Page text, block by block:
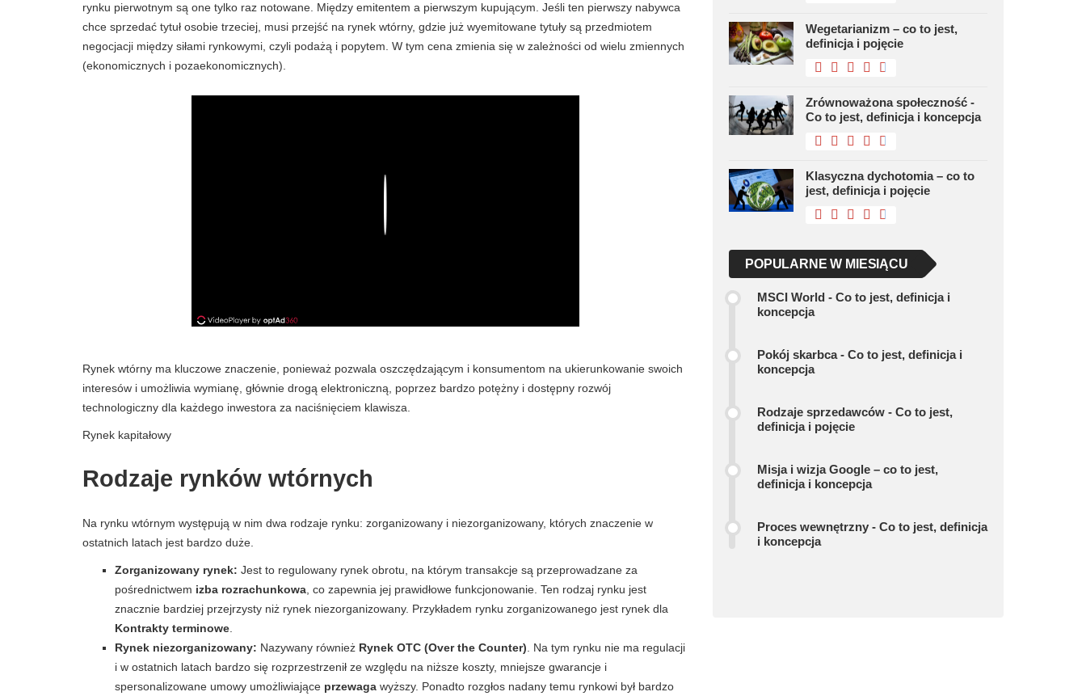
rynku pierwotnym są one tylko raz notowane. Między emitentem a pierwszym kupującym. Jeśli ten pierwszy nabywca
chce sprzedać tytuł osobie trzeciej, musi przejść na rynek wtórny, gdzie już wyemitowane tytuły są przedmiotem
negocjacji między siłami rynkowymi, czyli podażą i popytem. W tym cena zmienia się w zależności od wielu zmiennych
(ekonomicznych i pozaekonomicznych).
Rynek wtórny ma kluczowe znaczenie, ponieważ pozwala oszczędzającym i konsumentom na ukierunkowanie swoich
interesów i umożliwia wymianę, głównie drogą elektroniczną, poprzez bardzo potężny i dostępny rozwój
technologiczny dla każdego inwestora za naciśnięciem klawisza.
Rynek kapitałowy
Rodzaje rynków wtórnych
Na rynku wtórnym występują w nim dwa rodzaje rynku: zorganizowany i niezorganizowany, których znaczenie w
ostatnich latach jest bardzo duże.
Zorganizowany rynek: Jest to regulowany rynek obrotu, na którym transakcje są przeprowadzane za
pośrednictwem izba rozrachunkowa , co zapewnia jej prawidłowe funkcjonowanie. Ten rodzaj rynku jest
znacznie bardziej przejrzysty niż rynek niezorganizowany. Przykładem rynku zorganizowanego jest rynek dla
Kontrakty terminowe
Rynek niezorganizowany: Nazywany również Rynek OTC (Over the Counter) . Na tym rynku nie ma regulacji
i w ostatnich latach bardzo się rozprzestrzenił ze względu na niższe koszty, mniejsze gwarancje i
spersonalizowane umowy umożliwiające przewaga wyższy. Ponadto rozgłos nadany temu rynkowi był bardzo
Wegetarianizm – co to jest,
definicja i pojęcie
Zrównoważona społeczność -
Co to jest, definicja i koncepcja
Klasyczna dychotomia – co to
jest, definicja i pojęcie
POPULARNE W MIESIĄCU
MSCI World - Co to jest, definicja i
koncepcja
Pokój skarbca - Co to jest, definicja i
koncepcja
Rodzaje sprzedawców - Co to jest,
definicja i pojęcie
Misja i wizja Google – co to jest,
definicja i koncepcja
Proces wewnętrzny - Co to jest, definicja
i koncepcja